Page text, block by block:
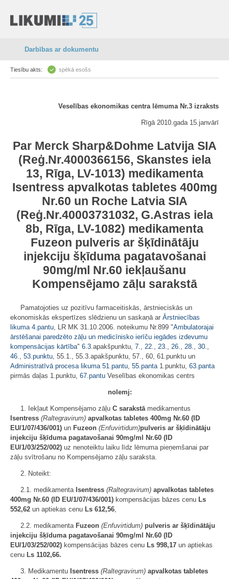
Darbības ar dokumentu
Tiesību akts: spēkā esošs
Veselības ekonomikas centra lēmuma Nr.3 izraksts
Rīgā 2010.gada 15.janvārī
Par Merck Sharp&Dohme Latvija SIA
(Reģ.Nr.4000366156, Skanstes iela
13, Rīga, LV-1013) medikamenta
Isentress apvalkotas tabletes 400mg
Nr.60 un Roche Latvia SIA
(Reģ.Nr.40003731032, G.Astras iela
8b, Rīga, LV-1082) medikamenta
Fuzeon pulveris ar šķīdinātāju
injekciju šķīduma pagatavošanai
90mg/ml Nr.60 iekļaušanu
Kompensējamo zāļu sarakstā
Pamatojoties uz pozitīvu farmaceitiskās, ārstnieciskās un
ekonomiskās ekspertīzes slēdzienu un saskaņā ar Ārstniecības
likuma 4.pantu, LR MK 31.10.2006. noteikumu Nr.899 "Ambulatorajai
ārstēšanai paredzēto zāļu un medicīnisko ierīču iegādes izdevumu
kompensācijas kārtība" 6.3.apakšpunktu, 7., 22., 23., 26., 28., 30.,
46., 53.punktu, 55.1., 55.3.apakšpunktu, 57., 60, 61.punktu un
Administratīvā procesa likuma 51.pantu, 55.panta1.punktu, 63.panta
pirmās daļas 1.punktu, 67.pantu Veselības ekonomikas centrs
nolemj:
1. Iekļaut Kompensējamo zāļu C sarakstāmedikamentus
Isentress (Raltegravirum) apvalkotas tabletes 400mg Nr.60 (ID
EU/1/07/436/001) un Fuzeon (Enfuvirtidum)pulveris ar šķīdinātāju
injekciju šķīduma pagatavošanai 90mg/ml Nr.60 (ID
EU/1/03/252/002) uz nenoteiktu laiku līdz lēmuma pieņemšanai par
zāļu svītrošanu no Kompensējamo zāļu saraksta.
2. Noteikt:
2.1. medikamenta Isentress (Raltegravirum) apvalkotas tabletes
400mg Nr.60 (ID EU/1/07/436/001) kompensācijas bāzes cenu Ls
552,62 un aptiekas cenu Ls 612,56,
2.2. medikamenta Fuzeon (Enfuvirtidum) pulveris ar šķīdinātāju
injekciju šķīduma pagatavošanai 90mg/ml Nr.60 (ID
EU/1/03/252/002) kompensācijas bāzes cenu Ls 998,17 un aptiekas
cenu Ls 1102,66.
3. Medikamentu Isentress (Raltegravirum) apvalkotas tabletes